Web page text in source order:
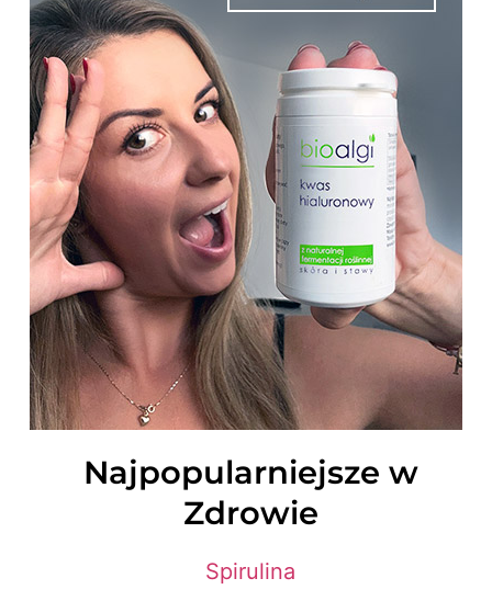
Najpopularniejsze w
Zdrowie
Spirulina